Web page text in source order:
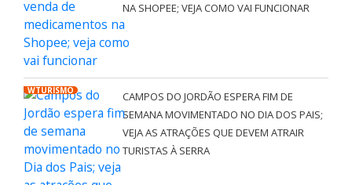
NA SHOPEE; VEJA COMO VAI FUNCIONAR
WTURISMO
CAMPOS DO JORDÃO ESPERA FIM DE
SEMANA MOVIMENTADO NO DIA DOS PAIS;
VEJA AS ATRAÇÕES QUE DEVEM ATRAIR
TURISTAS À SERRA